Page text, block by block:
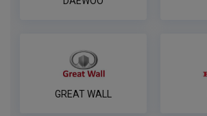
Smart connect, комплект
ПОД ЗАКАЗ ОТ 14 ДНЕЙ
по запросу
GREAT WALL